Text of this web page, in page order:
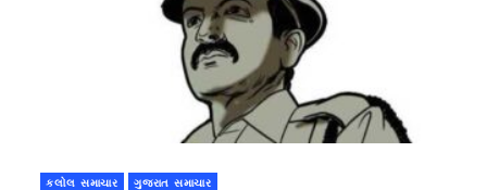
કલોલ સમાચાર ગુજરાત સમાચાર